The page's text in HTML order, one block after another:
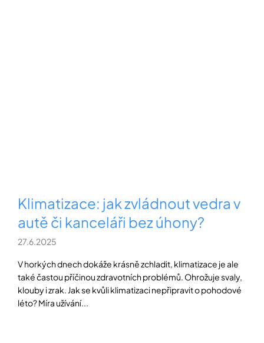
Klimatizace: jak zvládnout vedra v
autě či kanceláři bez úhony?
27.6.2025
V horkých dnech dokáže krásně zchladit, klimatizace je ale
také častou příčinou zdravotních problémů. Ohrožuje svaly,
klouby i zrak. Jak se kvůli klimatizaci nepřipravit o pohodové
léto? Míra užívání...